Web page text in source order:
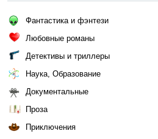
Фантастика и фэнтези
Любовные романы
Детективы и триллеры
Наука, Образование
Документальные
Проза
Приключения